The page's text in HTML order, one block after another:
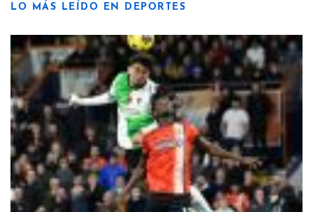
LO MÁS LEÍDO EN DEPORTES